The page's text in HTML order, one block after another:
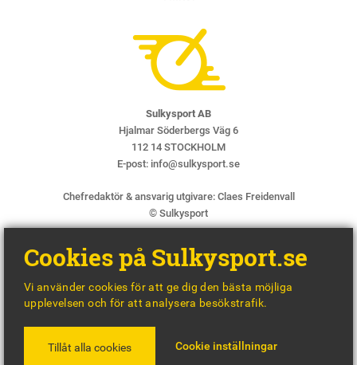
Sulkysport AB
Hjalmar Söderbergs Väg 6
112 14 STOCKHOLM
E-post: info@sulkysport.se
Chefredaktör & ansvarig utgivare: Claes Freidenvall
© Sulkysport
BY
Cookies på Sulkysport.se
Vi använder cookies för att ge dig den bästa möjliga
upplevelsen och för att analysera besökstrafik.
Tillåt alla cookies Cookie inställningar